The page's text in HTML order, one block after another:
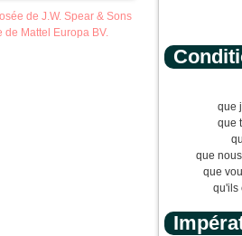
de J.W. Spear & Sons
Mattel Europa BV.
que
que
que
que
qu'ils